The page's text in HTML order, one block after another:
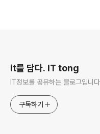
it를 담다. IT tong
IT정보를 공유하는 블로그입니
구독하기